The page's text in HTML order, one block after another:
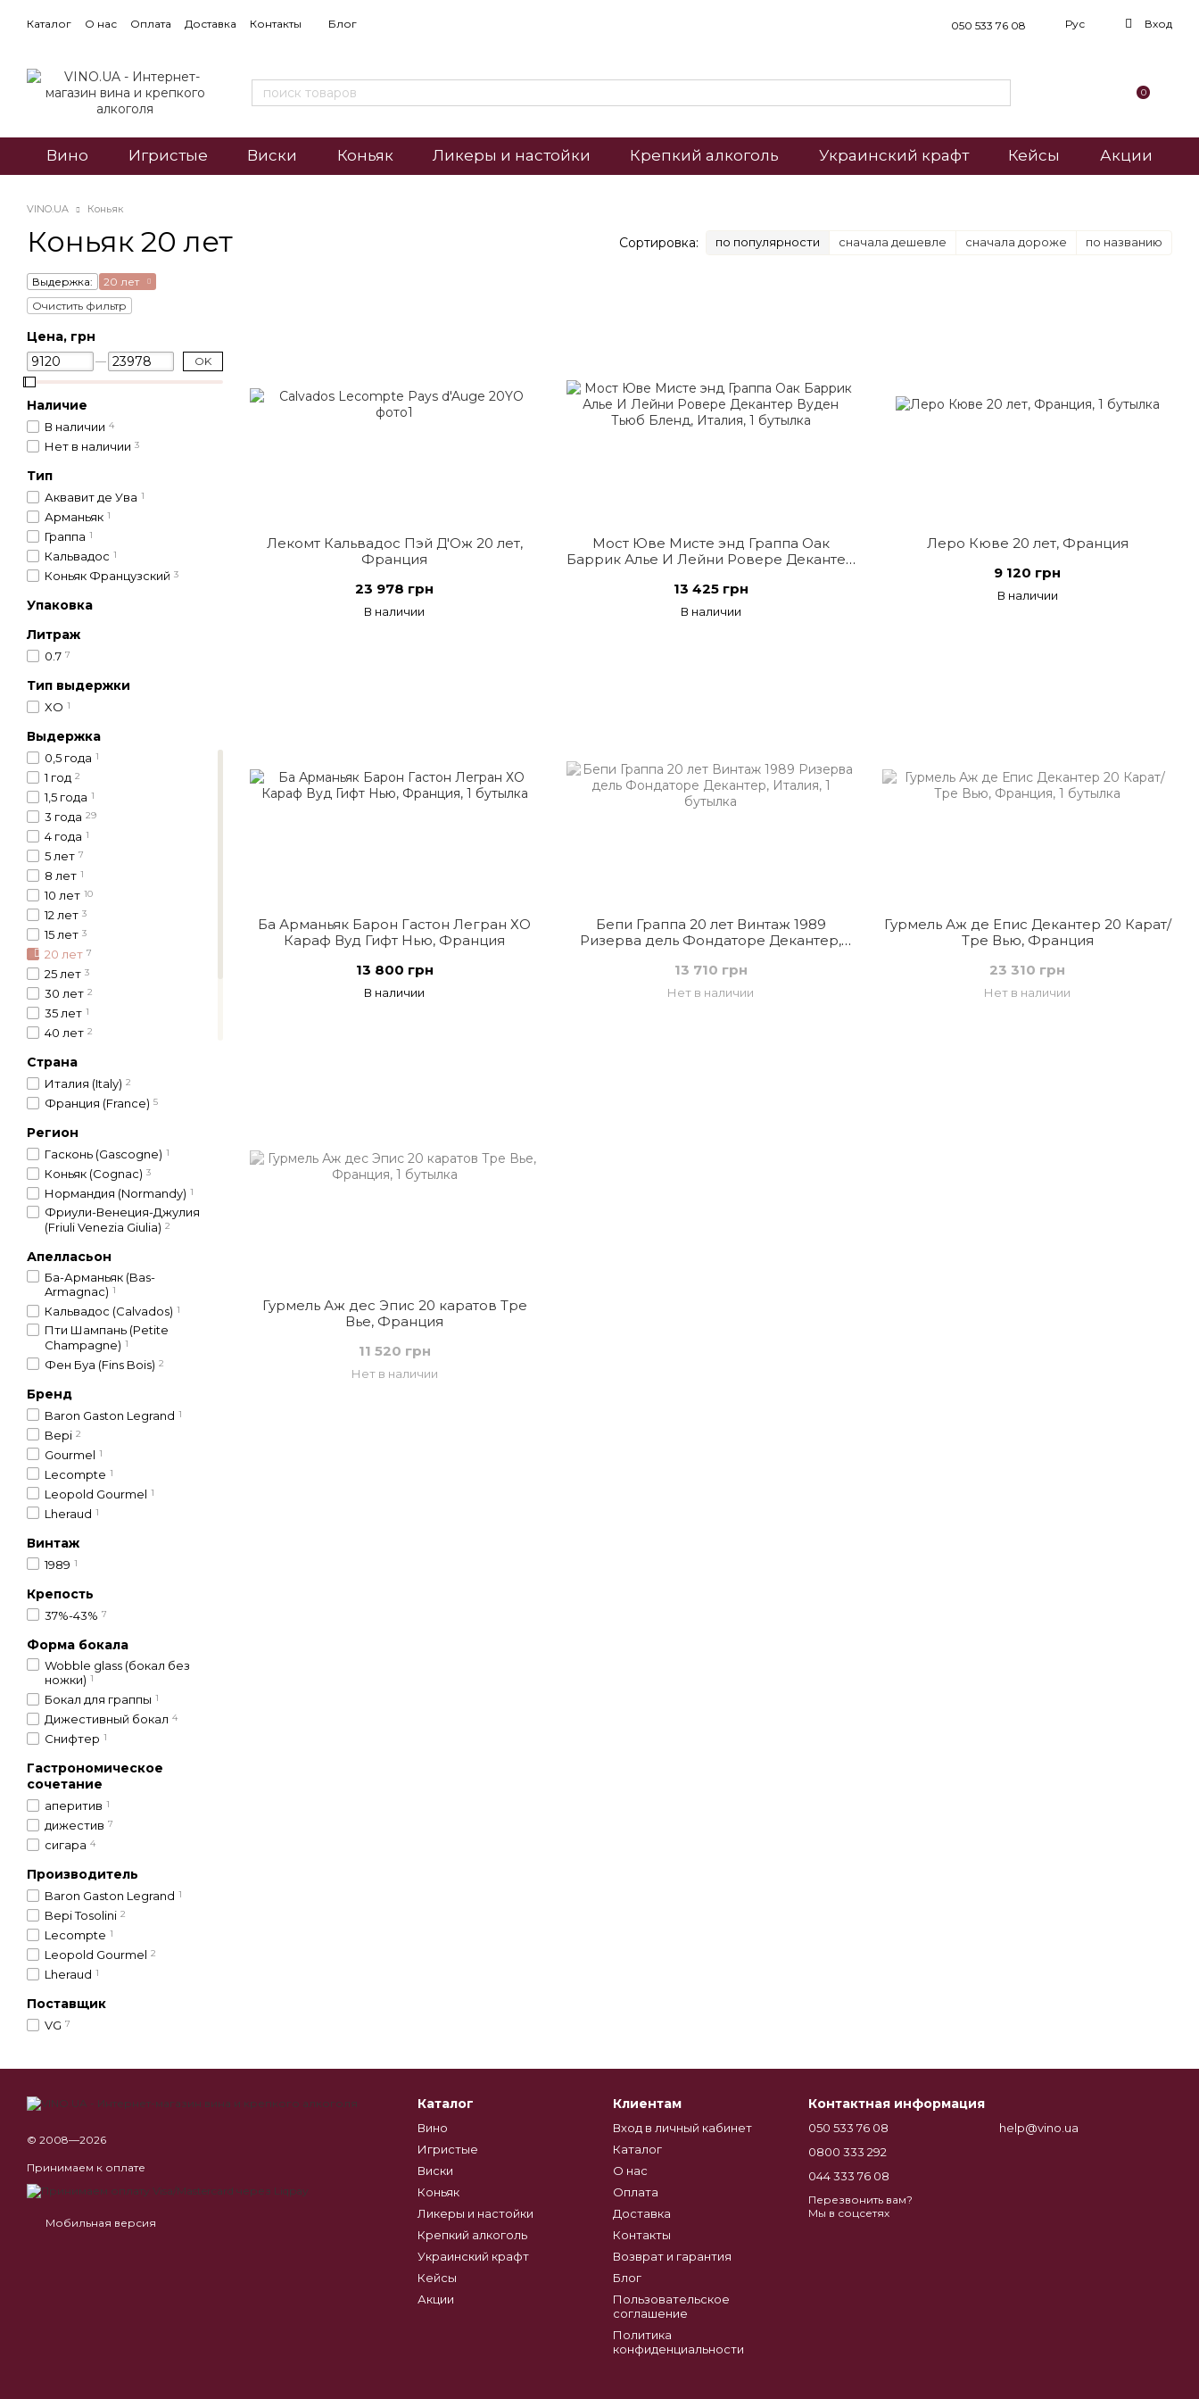
Каталог О нас Оплата Доставка Контакты Блог 050 533 76 08 Рус Вход
0
Вино Игристые Виски Коньяк Ликеры и настойки Крепкий алкоголь Украинский крафт Кейсы Акции
VINO.UA Коньяк
Коньяк 20 лет Сортировка: по популярности сначала дешевле сначала дороже по названию
Лекомт Кальвадос Пэй Д'Ож 20 лет,
Франция
23 978 грн
В наличии
Мост Юве Мисте энд Граппа Оак
Баррик Алье И Лейни Ровере Декантер
13 425 грн
В наличии
Леро Кюве 20 лет, Франция
9 120 грн
В наличии
Ба Арманьяк Барон Гастон Легран ХО
Караф Вуд Гифт Нью, Франция
13 800 грн
В наличии
Бепи Граппа 20 лет Винтаж 1989
Ризерва дель Фондаторе Декантер,
13 710 грн
Нет в наличии
Гурмель Аж де Епис Декантер 20 Карат/
Тре Вью, Франция
23 310 грн
Нет в наличии
Гурмель Аж дес Эпис 20 каратов Тре
Вье, Франция
11 520 грн
Нет в наличии
Выдержка:
20 лет
Очистить фильтр
Цена, грн
OK
Наличие
В наличии 4
Нет в наличии 3
Тип
Аквавит де Ува 1
Арманьяк 1
Граппа 1
Кальвадос 1
Коньяк Французcкий 3
Упаковка
Литраж
0.7 7
Тип выдержки
XO 1
Выдержка
0,5 года 1
1 год 2
1,5 года 1
3 года 29
4 года 1
5 лет 7
8 лет 1
10 лет 10
12 лет 3
15 лет 3
20 лет 7
25 лет 3
30 лет 2
35 лет 1
40 лет 2
60 лет
80 лет
25-50 лет 1
Страна
Италия (Italy) 2
Франция (France) 5
Регион
Гасконь (Gascogne) 1
Коньяк (Cognac) 3
Нормандия (Normandy) 1
Фриули-Венеция-Джулия
(Friuli Venezia Giulia) 2
Апелласьон
Ба-Арманьяк (Bas-
Armagnac) 1
Кальвадос (Calvados) 1
Пти Шампань (Petite
Champagne) 1
Фен Буа (Fins Bois) 2
Бренд
Baron Gaston Legrand 1
Bepi 2
Gourmel 1
Lecompte 1
Leopold Gourmel 1
Lheraud 1
Винтаж
1989 1
Крепость
37%-43% 7
Форма бокала
Wobble glass (бокал без
ножки) 1
Бокал для граппы 1
Дижестивный бокал 4
Снифтер 1
Гастрономическое
сочетание
аперитив 1
дижестив 7
сигара 4
Производитель
Baron Gaston Legrand 1
Bepi Tosolini 2
Lecompte 1
Leopold Gourmel 2
Lheraud 1
Поставщик
VG 7
© 2008—2026
Принимаем к оплате
Мобильная версия
Каталог
Вино
Игристые
Виски
Коньяк
Ликеры и настойки
Крепкий алкоголь
Украинский крафт
Кейсы
Акции
Клиентам
Вход в личный кабинет
Каталог
О нас
Оплата
Доставка
Контакты
Возврат и гарантия
Блог
Пользовательское
соглашение
Политика
конфиденциальности
Контактная информация
050 533 76 08
0800 333 292
044 333 76 08
Перезвонить вам?
help@vino.ua
Мы в соцсетях